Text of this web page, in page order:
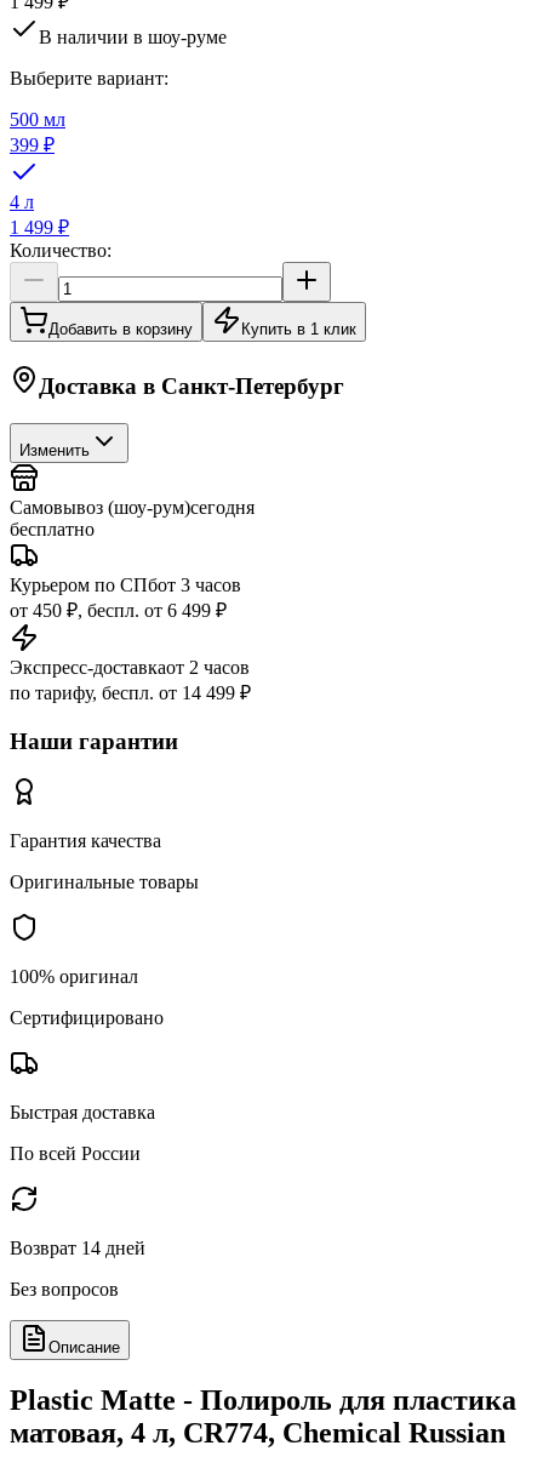
В наличии в шоу-руме
Выберите вариант:
500 мл
399 ₽
4 л
1 499 ₽
Количество:
Добавить в корзину Купить в 1 клик
Доставка в Санкт-Петербург
Изменить
Самовывоз (шоу-рум)сегодня
бесплатно
Курьером по СПбот 3 часов
от 450 ₽, беспл. от 6 499 ₽
Экспресс-доставкаот 2 часов
по тарифу, беспл. от 14 499 ₽
Наши гарантии
Гарантия качества
Оригинальные товары
100% оригинал
Сертифицировано
Быстрая доставка
По всей России
Возврат 14 дней
Без вопросов
Описание
Plastic Matte - Полироль для пластика
матовая, 4 л, CR774, Chemical Russian